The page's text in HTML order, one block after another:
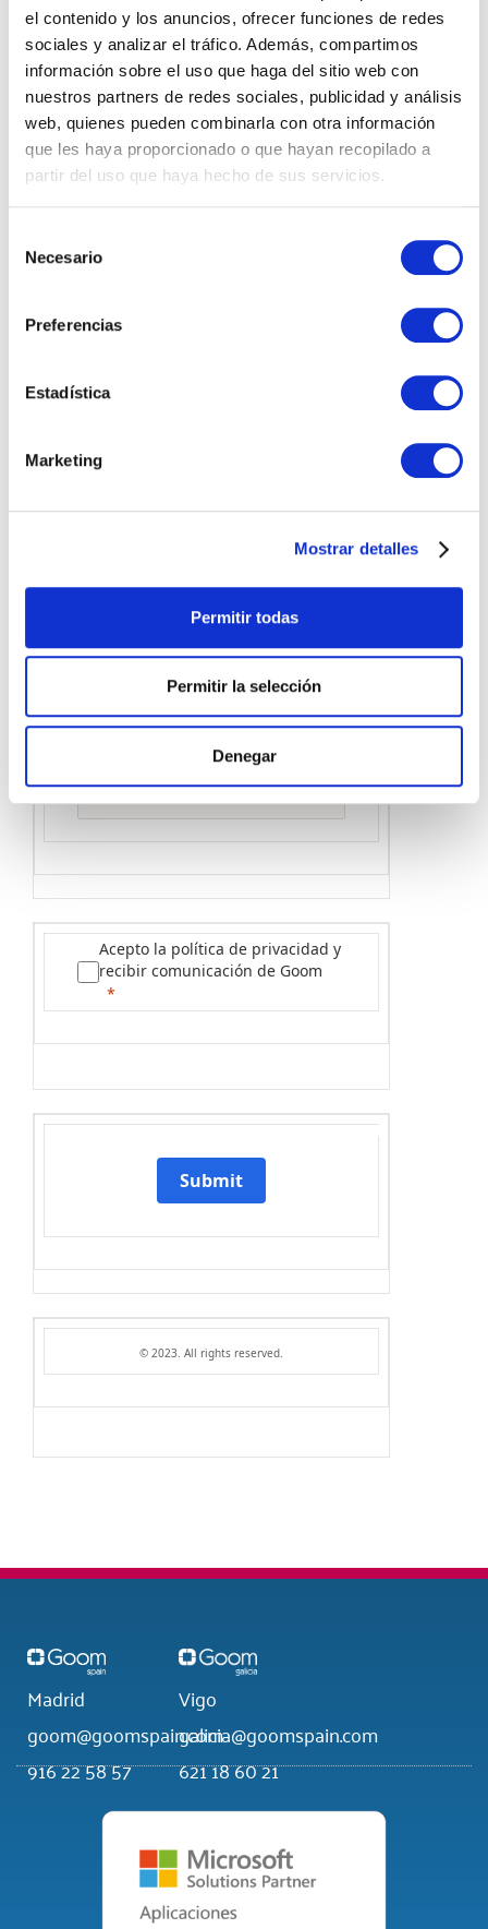
el contenido y los anuncios, ofrecer funciones de redes
sociales y analizar el tráfico. Además, compartimos
información sobre el uso que haga del sitio web con
nuestros partners de redes sociales, publicidad y análisis
web, quienes pueden combinarla con otra información
que les haya proporcionado o que hayan recopilado a
partir del uso que haya hecho de sus servicios.
Necesario
Preferencias
Estadística
Marketing
Mostrar detalles
Permitir todas
Permitir la selección
Denegar
Introducción al Kit Consulting
A quién va dirigido
Cómo solicitar el Kit Consulting
Conclusiones y turno de preguntas
Obtén la grabación
Nombre
Número de teléfono
Nombre de la empresa
Acepto la política de privacidad y
recibir comunicación de Goom
Submit
© 2023. All rights reserved.
Madrid
goom@goomspain.com
916 22 58 57
Vigo
galicia@goomspain.com
621 18 60 21